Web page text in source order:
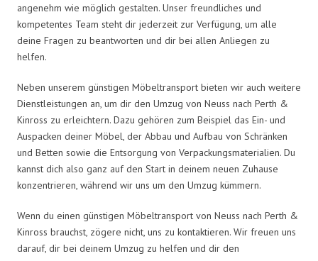
angenehm wie möglich gestalten. Unser freundliches und
kompetentes Team steht dir jederzeit zur Verfügung, um alle
deine Fragen zu beantworten und dir bei allen Anliegen zu
helfen.
Neben unserem günstigen Möbeltransport bieten wir auch weitere
Dienstleistungen an, um dir den Umzug von Neuss nach Perth &
Kinross zu erleichtern. Dazu gehören zum Beispiel das Ein- und
Auspacken deiner Möbel, der Abbau und Aufbau von Schränken
und Betten sowie die Entsorgung von Verpackungsmaterialien. Du
kannst dich also ganz auf den Start in deinem neuen Zuhause
konzentrieren, während wir uns um den Umzug kümmern.
Wenn du einen günstigen Möbeltransport von Neuss nach Perth &
Kinross brauchst, zögere nicht, uns zu kontaktieren. Wir freuen uns
darauf, dir bei deinem Umzug zu helfen und dir den